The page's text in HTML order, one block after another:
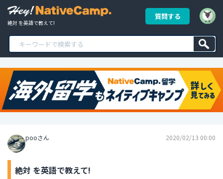
絶対 を英語で教えて!
質問する
pooさん 2020/02/13 00:00
絶対 を英語で教えて!